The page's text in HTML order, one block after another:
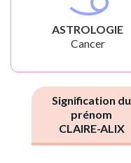
ASTROLOGIE
Cancer
Signification du
prénom
CLAIRE-ALIX